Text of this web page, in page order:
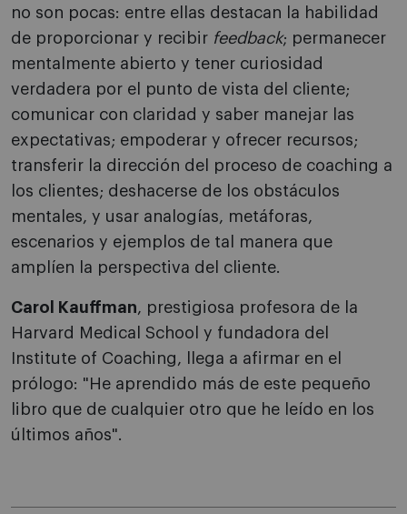
no son pocas: entre ellas destacan la habilidad
de proporcionar y recibir feedback; permanecer
mentalmente abierto y tener curiosidad
verdadera por el punto de vista del cliente;
comunicar con claridad y saber manejar las
expectativas; empoderar y ofrecer recursos;
transferir la dirección del proceso de coaching a
los clientes; deshacerse de los obstáculos
mentales, y usar analogías, metáforas,
escenarios y ejemplos de tal manera que
amplíen la perspectiva del cliente.
Carol Kauffman, prestigiosa profesora de la
Harvard Medical School y fundadora del
Institute of Coaching, llega a afirmar en el
prólogo: "He aprendido más de este pequeño
libro que de cualquier otro que he leído en los
últimos años".